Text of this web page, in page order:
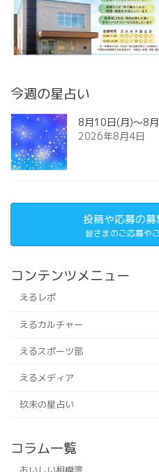
今週の星占い
8月10日(月)～8
2026年8月4日
投稿や応募の
皆さまのご応募や
コンテンツメニュー
えるレポ
えるカルチャー
えるスポーツ部
えるメディア
玖未の星占い
コラム一覧